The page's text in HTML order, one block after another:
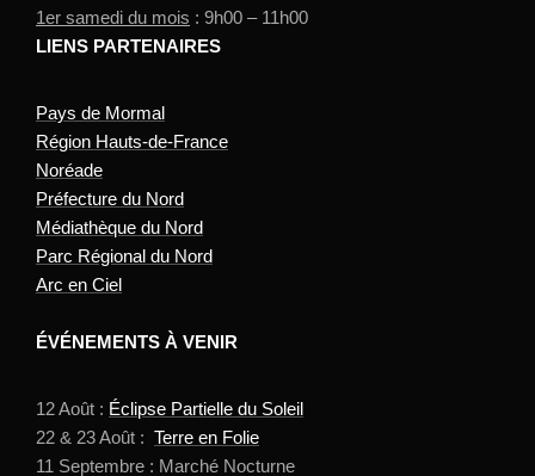
1er samedi du mois : 9h00 – 11h00
LIENS PARTENAIRES
Pays de Mormal
Région Hauts-de-France
Noréade
Préfecture du Nord
Médiathèque du Nord
Parc Régional du Nord
Arc en Ciel
ÉVÉNEMENTS À VENIR
12 Août : Éclipse Partielle du Soleil
22 & 23 Août : Terre en Folie
11 Septembre : Marché Nocturne